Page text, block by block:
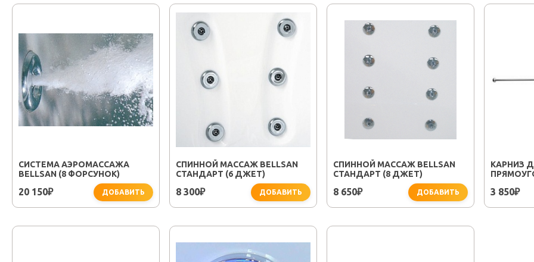
СИСТЕМА АЭРОМАССАЖА
BELLSAN (8 ФОРСУНОК)
20 150₽ ДОБАВИТЬ
СПИННОЙ МАССАЖ BELLSAN
СТАНДАРТ (6 ДЖЕТ)
8 300₽ ДОБАВИТЬ
СПИННОЙ МАССАЖ BELLSAN
СТАНДАРТ (8 ДЖЕТ)
8 650₽ ДОБАВИТЬ
КАРНИЗ
3 850₽